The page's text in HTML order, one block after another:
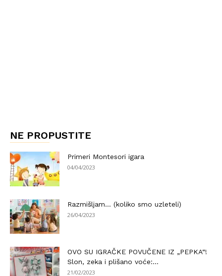
NE PROPUSTITE
Primeri Montesori igara
04/04/2023
Razmišljam… (koliko smo uzleteli)
26/04/2023
OVO SU IGRAČKE POVUČENE IZ „PEPKA“!
Slon, zeka i plišano voće:...
21/02/2023